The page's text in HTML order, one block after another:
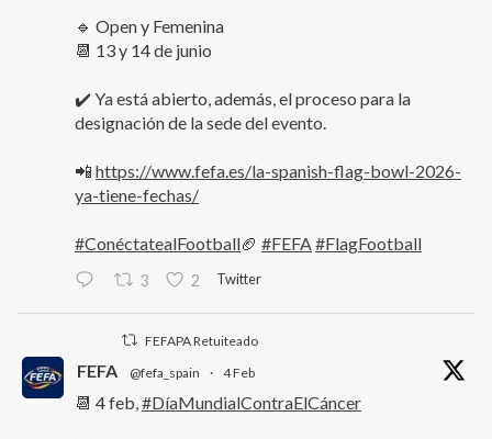
🔹 Open y Femenina
📆 13 y 14 de junio
✔️ Ya está abierto, además, el proceso para la
designación de la sede del evento.
📲 https://www.fefa.es/la-spanish-flag-bowl-2026-
ya-tiene-fechas/
#ConéctatealFootball🏈 #FEFA#FlagFootball
3 2 Twitter
FEFAPA Retuiteado
FEFA @fefa_spain · 4 Feb
📆 4 feb,#DíaMundialContraElCáncer